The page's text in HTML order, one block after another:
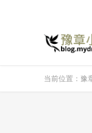
当前位置： 豫